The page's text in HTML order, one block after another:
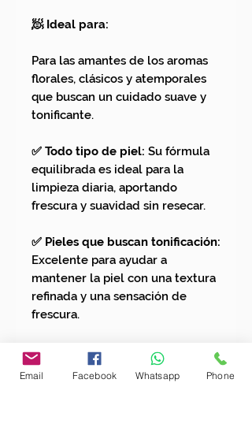
🧖 Ideal para:
Para las amantes de los aromas
florales, clásicos y atemporales
que buscan un cuidado suave y
tonificante.
✅ Todo tipo de piel: Su fórmula
equilibrada es ideal para la
limpieza diaria, aportando
frescura y suavidad sin resecar.
✅ Pieles que buscan tonificación:
Excelente para ayudar a
mantener la piel con una textura
refinada y una sensación de
frescura.
✅ Un regalo infalible:El aroma a
rosas es un clásico universal que
Email Facebook Whatsapp Phone